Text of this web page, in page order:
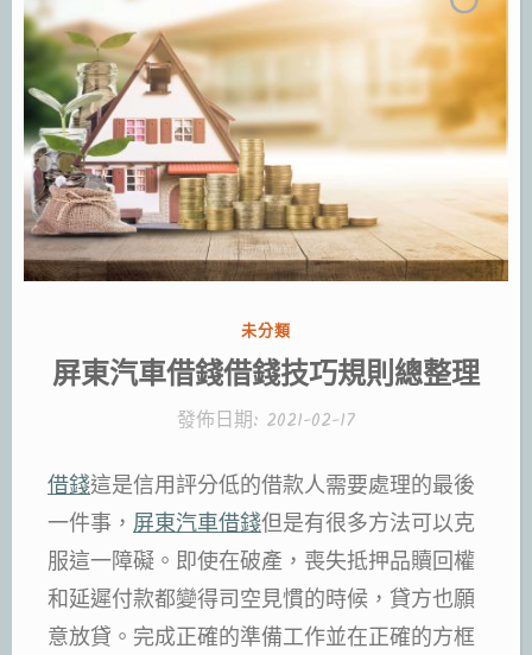
分
類:
未分類
屏東汽車借錢借錢技巧規則總整理
發佈日期: 2021-02-17
借錢這是信用評分低的借款人需要處理的最後
一件事， 屏東汽車借錢但是有很多方法可以克
服這一障礙。即使在破產，喪失抵押品贖回權
和延遲付款都變得司空見慣的時候，貸方也願
意放貸。完成正確的準備工作並在正確的方框